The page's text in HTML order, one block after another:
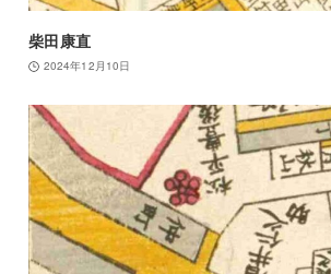
柴田康直
2024年12月10日